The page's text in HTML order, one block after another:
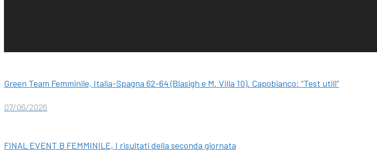
Green Team Femminile, Italia-Spagna 62-64 (Blasigh e M. Villa 10). Capobianco: “Test utili”
07/06/2026
FINAL EVENT B FEMMINILE, I risultati della seconda giornata